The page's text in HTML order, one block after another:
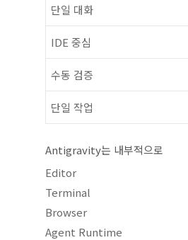
단일 대화
IDE 중심
수동 검증
단일 작업
Antigravity는 내부적으로
Editor
Terminal
Browser
Agent Runtime